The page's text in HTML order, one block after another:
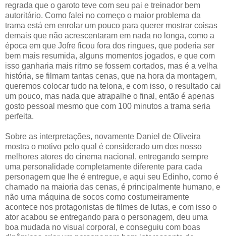
regrada que o garoto teve com seu pai e treinador bem
autoritário. Como falei no começo o maior problema da
trama está em enrolar um pouco para querer mostrar coisas
demais que não acrescentaram em nada no longa, como a
época em que Jofre ficou fora dos ringues, que poderia ser
bem mais resumida, alguns momentos jogados, e que com
isso ganharia mais ritmo se fossem cortados, mas é a velha
história, se filmam tantas cenas, que na hora da montagem,
queremos colocar tudo na telona, e com isso, o resultado cai
um pouco, mas nada que atrapalhe o final, então é apenas
gosto pessoal mesmo que com 100 minutos a trama seria
perfeita.
Sobre as interpretações, novamente Daniel de Oliveira
mostra o motivo pelo qual é considerado um dos nosso
melhores atores do cinema nacional, entregando sempre
uma personalidade completamente diferente para cada
personagem que lhe é entregue, e aqui seu Edinho, como é
chamado na maioria das cenas, é principalmente humano, e
não uma máquina de socos como costumeiramente
acontece nos protagonistas de filmes de lutas, e com isso o
ator acabou se entregando para o personagem, deu uma
boa mudada no visual corporal, e conseguiu com boas